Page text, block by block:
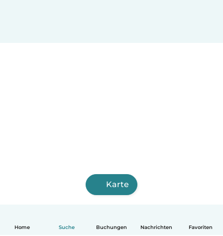
Home Suche Buchungen Nachrichten Favoriten
Karte